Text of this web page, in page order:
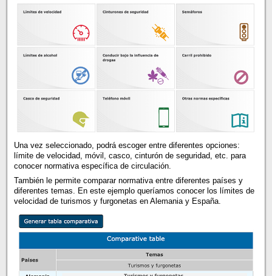
Una vez seleccionado, podrá escoger entre diferentes opciones:
límite de velocidad, móvil, casco, cinturón de seguridad, etc. para
conocer normativa específica de circulación.
También le permite comparar normativa entre diferentes países y
diferentes temas. En este ejemplo queríamos conocer los límites de
velocidad de turismos y furgonetas en Alemania y España.